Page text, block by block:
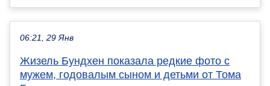
06:21, 29 Янв
Жизель Бундхен показала редкие фото с
мужем, годовалым сыном и детьми от Тома